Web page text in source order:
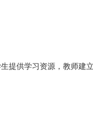
提供学习资源，教师